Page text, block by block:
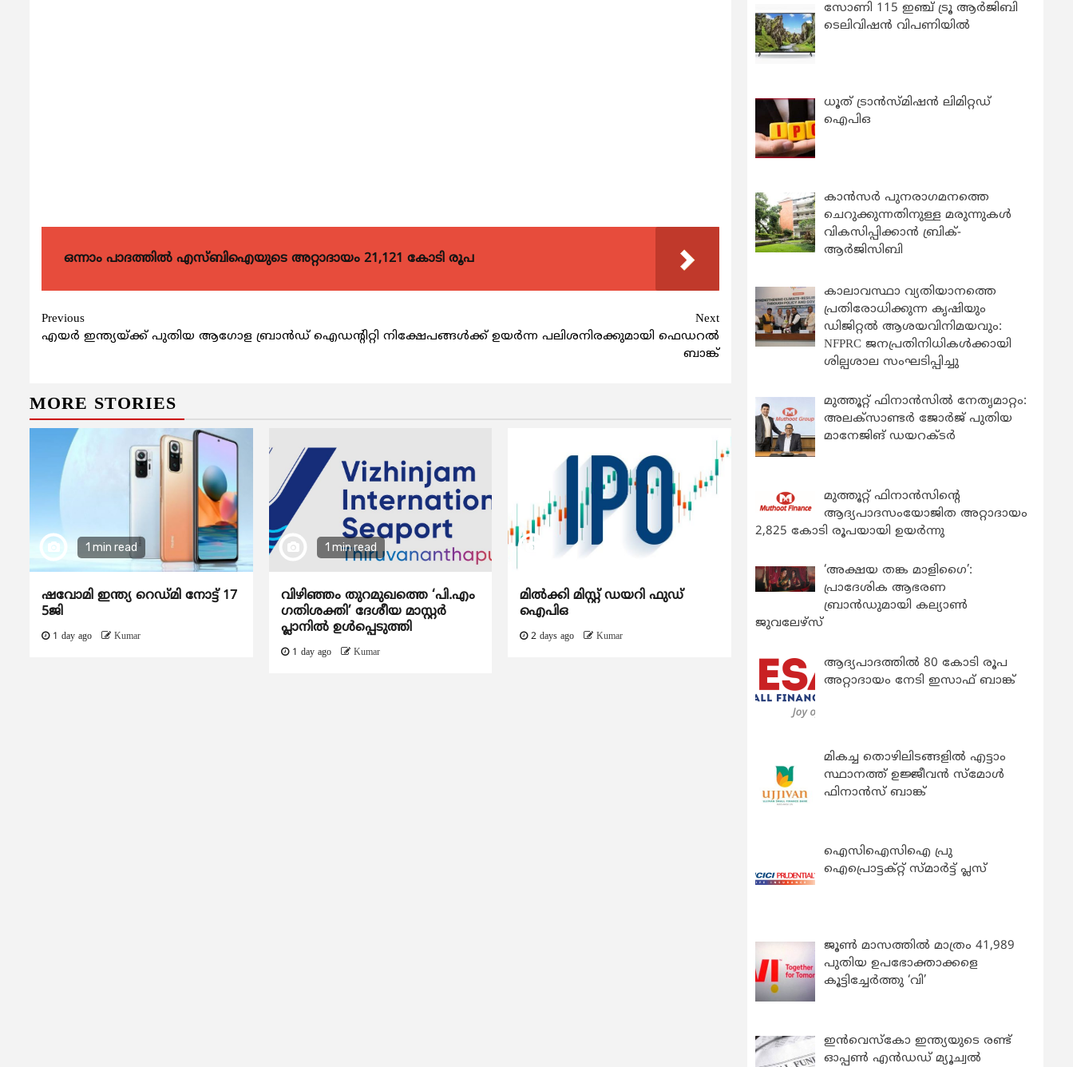
ഒന്നാം പാദത്തിൽ എസ്ബിഐയുടെ അറ്റാദായം 21,121 കോടി രൂപ
Continue
Reading
Previous
എയര്‍ ഇന്ത്യയ്ക്ക് പുതിയ ആഗോള ബ്രാന്‍ഡ് ഐഡന്‍റിറ്റി
Next
നിക്ഷേപങ്ങൾക്ക് ഉയർന്ന പലിശനിരക്കുമായി ഫെഡറൽ
ബാങ്ക്
MORE STORIES
1 min read
ഷവോമി ഇന്ത്യ റെഡ്മി നോട്ട് 17
5ജി
1 day ago Kumar
1 min read
വിഴിഞ്ഞം തുറമുഖത്തെ ‘പി.എം
ഗതിശക്തി’ ദേശീയ മാസ്റ്റർ
പ്ലാനിൽ ഉൾപ്പെടുത്തി
1 day ago Kumar
മിൽക്കി മിസ്റ്റ് ഡയറി ഫുഡ്
ഐപിഒ
2 days ago Kumar
സോണി 115 ഇഞ്ച് ട്രൂ ആർജിബി
ടെലിവിഷൻ വിപണിയിൽ
ധൂത് ട്രാൻസ്മിഷൻ ലിമിറ്റഡ്
ഐപിഒ
കാന്‍സര്‍ പുനരാഗമനത്തെ
ചെറുക്കുന്നതിനുള്ള മരുന്നുകള്‍
വികസിപ്പിക്കാന്‍ ബ്രിക്-
ആര്‍ജിസിബി
കാലാവസ്ഥാ വ്യതിയാനത്തെ
പ്രതിരോധിക്കുന്ന കൃഷിയും
ഡിജിറ്റൽ ആശയവിനിമയവും:
NFPRC ജനപ്രതിനിധികൾക്കായി
ശില്പശാല സംഘടിപ്പിച്ചു
മുത്തൂറ്റ് ഫിനാൻസിൽ നേതൃമാറ്റം:
അലക്സാണ്ടർ ജോർജ് പുതിയ
മാനേജിങ് ഡയറക്ടർ
മുത്തൂറ്റ് ഫിനാൻസിന്റെ
ആദ്യപാദസംയോജിത അറ്റാദായം
2,825 കോടി രൂപയായി ഉയർന്നു
‘അക്ഷയ തങ്ക മാളിഗൈ’:
പ്രാദേശിക ആഭരണ
ബ്രാന്‍ഡുമായി കല്യാണ്‍
ജുവലേഴ്‌സ്
ആദ്യപാദത്തിൽ 80 കോടി രൂപ
അറ്റാദായം നേടി ഇസാഫ് ബാങ്ക്
മികച്ച തൊഴിലിടങ്ങളിൽ എട്ടാം
സ്ഥാനത്ത് ഉജ്ജീവൻ സ്മോൾ
ഫിനാൻസ് ബാങ്ക്
ഐസിഐസിഐ പ്രു
ഐപ്രൊട്ടക്റ്റ് സ്മാർട്ട് പ്ലസ്
ജൂൺ മാസത്തിൽ മാത്രം 41,989
പുതിയ ഉപഭോക്താക്കളെ
കൂട്ടിച്ചേർത്തു ‘വി’
ഇന്‍വെസ്കോ ഇന്ത്യയുടെ രണ്ട്
ഓപ്പണ്‍ എന്‍ഡഡ് മ്യൂച്വല്‍